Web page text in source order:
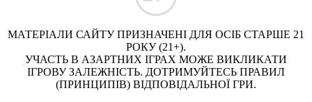
МАТЕРІАЛИ САЙТУ ПРИЗНАЧЕНІ ДЛЯ ОСІБ СТАРШЕ 21
РОКУ (21+).
УЧАСТЬ В АЗАРТНИХ ІГРАХ МОЖЕ ВИКЛИКАТИ
ІГРОВУ ЗАЛЕЖНІСТЬ. ДОТРИМУЙТЕСЬ ПРАВИЛ
(ПРИНЦИПІВ) ВІДПОВІДАЛЬНОЇ ГРИ.